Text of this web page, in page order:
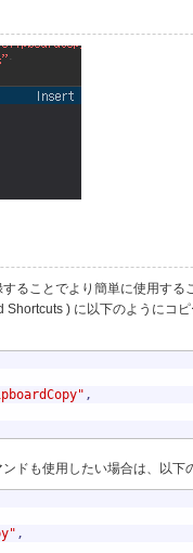
ることでより簡単に使用す
) に以下のようにコ
,
ドも使用したい場合は、以下
,